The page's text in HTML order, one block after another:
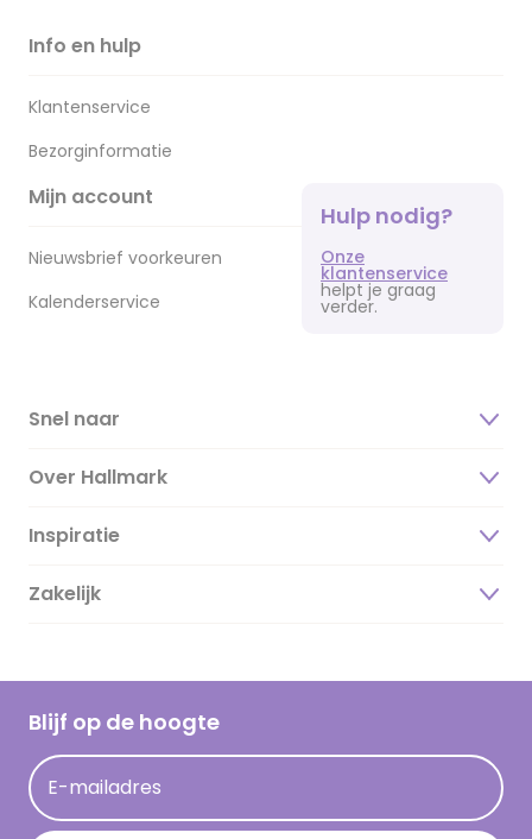
Info en hulp
Klantenservice
Bezorginformatie
Mijn account
Nieuwsbrief voorkeuren
Kalenderservice
Hulp nodig?
Onze
klantenservice
helpt je graag
verder.
Snel naar
Over Hallmark
Over ons
Duurzaamheid
Hallmark Kaartclub
Acties
Persberichten
Inspiratie
Magazine
Cadeau inspiratie
Kaartinspiratie
Zakelijk
Blijf op de hoogte
E-mailadres